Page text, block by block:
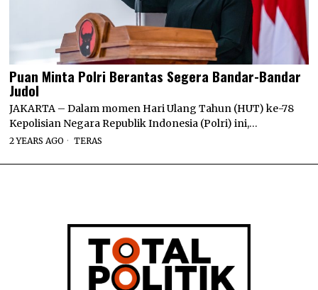
Puan Minta Polri Berantas Segera Bandar-Bandar
Judol
JAKARTA – Dalam momen Hari Ulang Tahun (HUT) ke-78
Kepolisian Negara Republik Indonesia (Polri) ini,…
2 YEARS AGO TERAS